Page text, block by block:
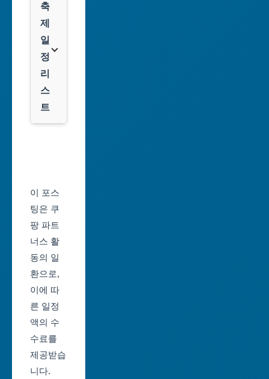
주
광
역
시
대
전
광
광
역
시
세
종
특
쿠
팡
클
룩
축
제
일
정
리
스
트
일
정
부
산
제
대
구
이 포스
팅은 쿠
팡 파트
너스 활
동의 일
환으로,
이에 따
른 일정
액의 수
수료를
제공받습
니다.